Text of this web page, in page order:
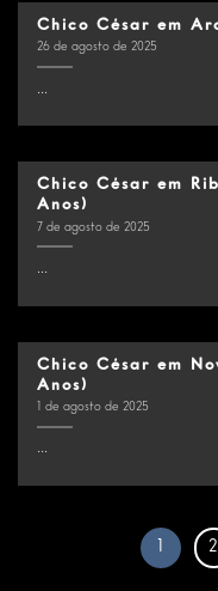
Chico César em
26 de agosto de 2025
...
Chico César em
Anos)
7 de agosto de 2025
...
Chico César em
Anos)
1 de agosto de 2025
...
2